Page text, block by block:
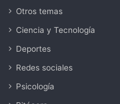
Otros temas
Ciencia y Tecnología
Deportes
Redes sociales
Psicología